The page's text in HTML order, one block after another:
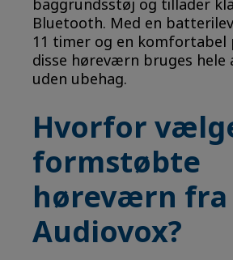
baggrundsstøj og tillader
Bluetooth. Med en
11 timer og en komfortabel
disse høreværn bruges hele
uden ubehag.
Hvorfor
formstøbte
høreværn fra
Audiovox?